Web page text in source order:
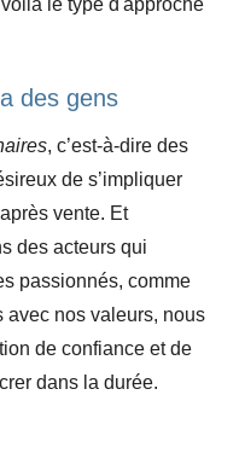
le type d'approche
des gens
, c’est-à-dire des
de s’impliquer
vente. Et
des acteurs qui
passionnés, comme
avec nos valeurs, nous
de confiance et de
dans la durée.